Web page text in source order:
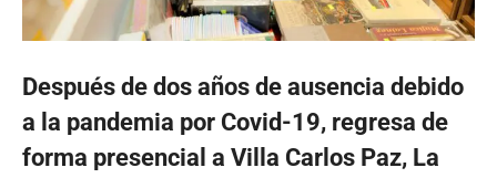
Después de dos años de ausencia debido
a la pandemia por Covid-19, regresa de
forma presencial a Villa Carlos Paz, La